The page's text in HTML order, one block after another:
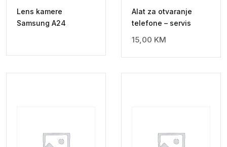
Lens kamere
Samsung A24
Alat za otvaranje
telefone – servis
15,00 KM